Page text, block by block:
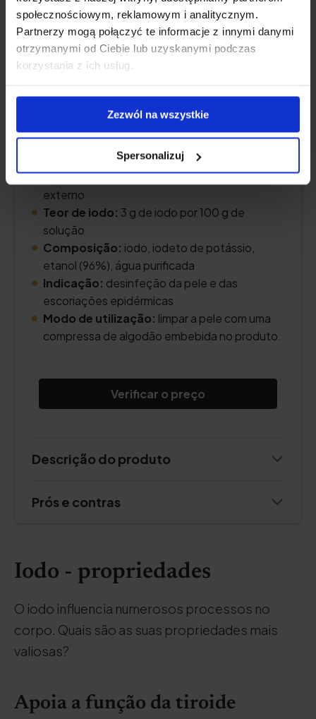
społecznościowym, reklamowym i analitycznym.
Partnerzy mogą połączyć te informacje z innymi danymi
otrzymanymi od Ciebie lub uzyskanymi podczas
korzystania z ich usług.
Zezwól na wszystkie
Spersonalizuj
Forma:solução espirituosa de iodo para uso
externo
Teor de iodo: 3 g de iodo por 100 g de
solução
Composição: iodo, iodeto de potássio,
etanol (96%), água purificada
Indicação: desinfeção da pele e das
escoriações epidérmicas
Modo de utilização: limpar a pele com uma
compressa de algodão embebida no produto.
Verificar o preço
Descrição do produto
Prós e contras
Iodo - propriedades
O iodo influencia numerosos processos no
corpo. Quais são as suas propriedades mais
valiosas?
Apoia a função da tiroide